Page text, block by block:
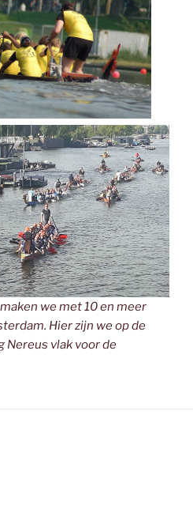
we met 10 en meer
Hier zijn we op de
vlak voor de